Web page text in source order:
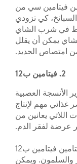
فيتامين سي من
السبانخ، كي تزودي
في شرب الشاي
يمكن أن يقلل
امتصاص الحديد.
2. فيتامين ب12
الأنسجة العصبية
غذائي مهم لإنتاج
اللاتي يعانين من
تعتبر الأغذية الحيوانية أفضل مصادر فيتامين فيتامين ب12
والسلمون. ويمكن